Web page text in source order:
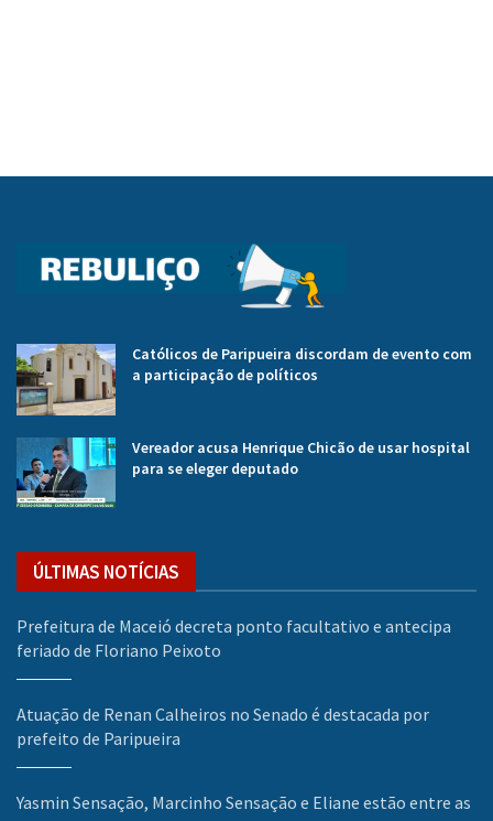
Católicos de Paripueira discordam de evento com
a participação de políticos
Vereador acusa Henrique Chicão de usar hospital
para se eleger deputado
ÚLTIMAS NOTÍCIAS
Prefeitura de Maceió decreta ponto facultativo e antecipa
feriado de Floriano Peixoto
Atuação de Renan Calheiros no Senado é destacada por
prefeito de Paripueira
Yasmin Sensação, Marcinho Sensação e Eliane estão entre as